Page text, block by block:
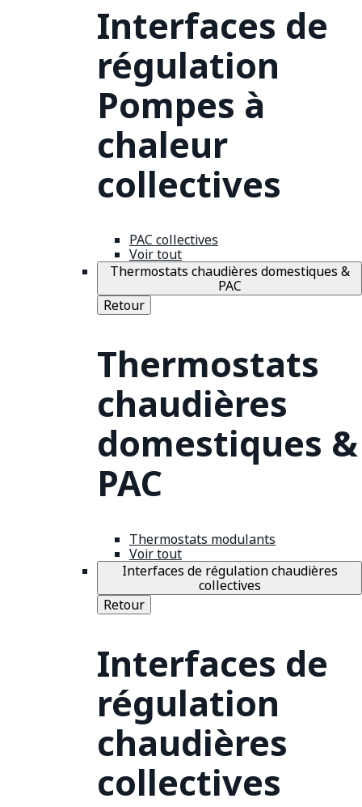
Interfaces de
régulation
Pompes à
chaleur
collectives
PAC collectives
Voir tout
Thermostats chaudières domestiques &
PAC
Retour
Thermostats
chaudières
domestiques &
PAC
Thermostats modulants
Voir tout
Interfaces de régulation chaudières
collectives
Retour
Interfaces de
régulation
chaudières
collectives